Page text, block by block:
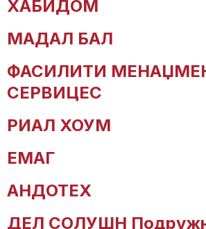
ХАБИДОМ
МАДАЛ БАЛ
ФАСИЛИТИ
СЕРВИЦЕС
РИАЛ ХОУМ
ЕМАГ
АНДОТЕХ
ДЕЛ СОЛУШН